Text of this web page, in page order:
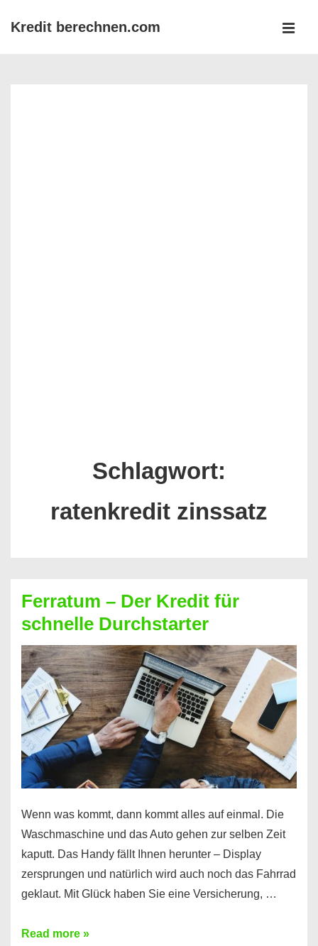
ZumKredit berechnen.com
Schlagwort:
ratenkredit zinssatz
Ferratum – Der Kredit für
schnelle Durchstarter
Wenn was kommt, dann kommt alles auf einmal. Die
Waschmaschine und das Auto gehen zur selben Zeit
kaputt. Das Handy fällt Ihnen herunter – Display
zersprungen und natürlich wird auch noch das Fahrrad
geklaut. Mit Glück haben Sie eine Versicherung, …
Ferratum
Read more »